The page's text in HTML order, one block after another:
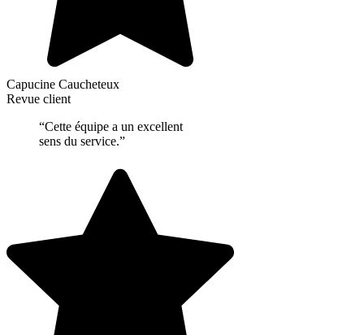
Capucine Caucheteux
Revue client
“Cette équipe a un excellent
sens du service.”